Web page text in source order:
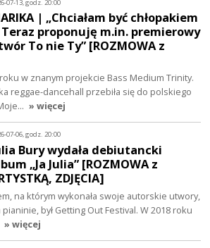
07-13, godz. 20:00
| „Chciałam być chłopakiem
Teraz proponuję m.in. premierowy
To nie Ty” [ROZMOWA z
w znanym projekcie Bass Medium Trinity.
reggae-dancehall przebiła się do polskiego
» więcej
07-06, godz. 20:00
Bury wydała debiutancki
„Ja Julia” [ROZMOWA z
ZDJĘCIA]
na którym wykonała swoje autorskie utwory,
był Getting Out Festival. W 2018 roku
» więcej